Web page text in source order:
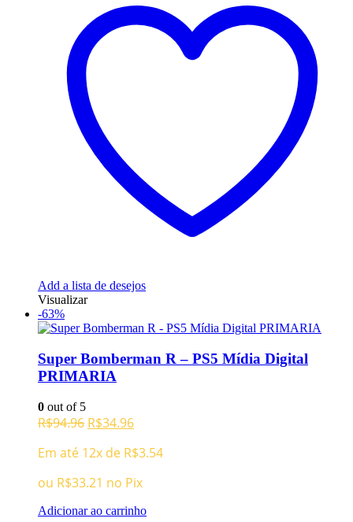
Add a lista de desejos
Visualizar
-63%
Super Bomberman R – PS5 Mídia Digital
PRIMARIA
0 out of 5
R$94.96 O
original
era:
R$94.96.
R$34.96O
atual
é:
R$34.96.
Em até 12x de R$3.54
ou R$33.21 no Pix
Adicionar ao carrinho